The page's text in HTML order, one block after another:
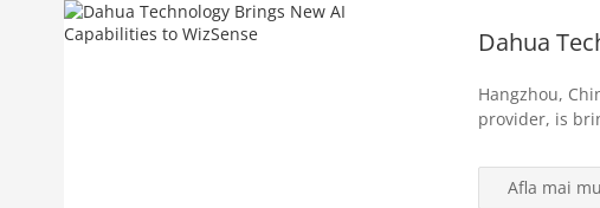
Dahua
Hangzhou,
provider, is
Afla mai